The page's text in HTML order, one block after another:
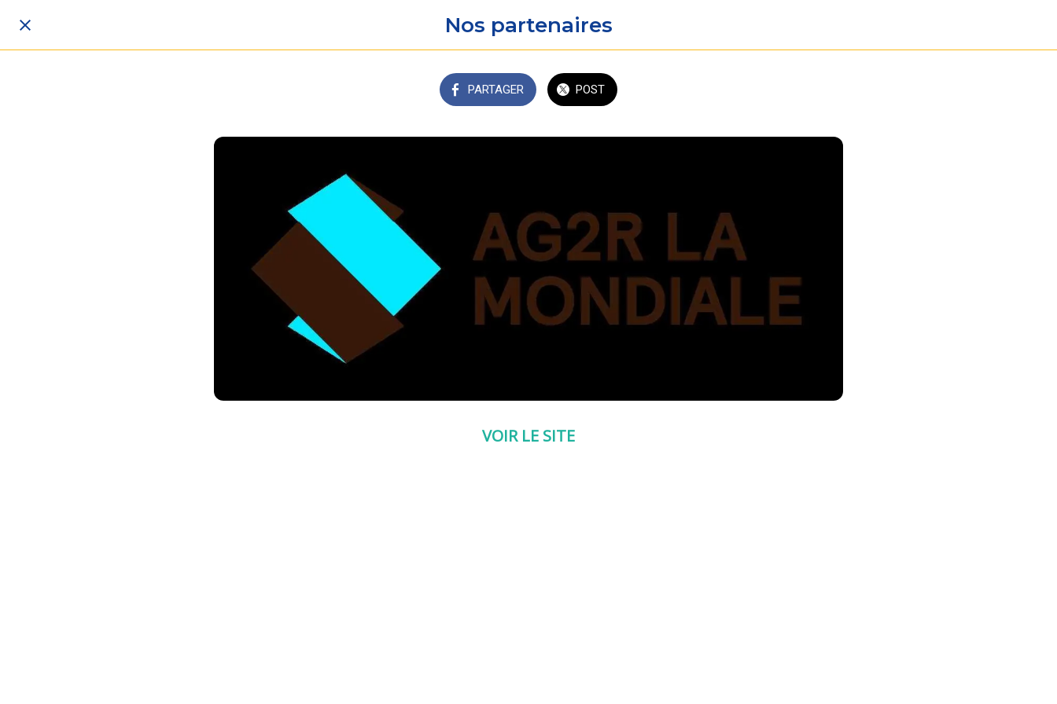
Nos partenaires
PARTAGER POST
VOIR LE SITE